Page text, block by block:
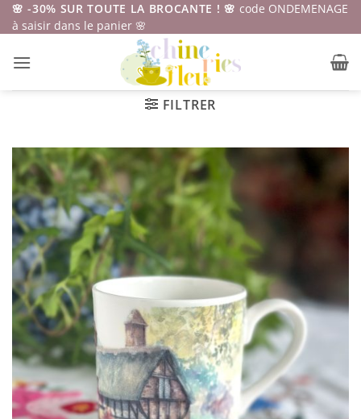
Passer
au
🌸 -30% SUR TOUTE LA BROCANTE ! 🌸 code ONDEMENAGE
à saisir dans le panier 🌸
FILTRER